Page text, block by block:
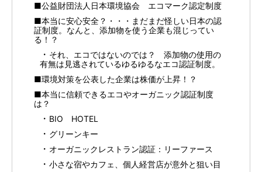
■公益財団法人日本環境協会 エコマーク認定制度
■本当に安心安全？・・・まだまだ怪しい日本の認
証制度。なんと、添加物を使う企業も混じってい
る！？
それ、エコではないのでは？ 添加物の使用の
有無は見逃されているゆるゆるなエコ認証制度。
■環境対策を公表した企業は株価が上昇！？
■本当に信頼できるエコやオーガニック認証制度
は？
BIO HOTEL
グリーンキー
オーガニックレストラン認証：リーファース
小さな宿やカフェ、個人経営店が意外と狙い目